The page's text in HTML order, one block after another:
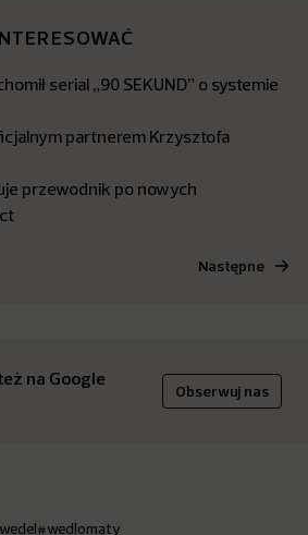
serial „90 SEKUND” o systemie
partnerem Krzysztofa
przewodnik po nowych
Następne
na Google
Obserwuj nas
#wedlomaty